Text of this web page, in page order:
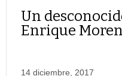
Un
Enrique
14 diciembre, 2017